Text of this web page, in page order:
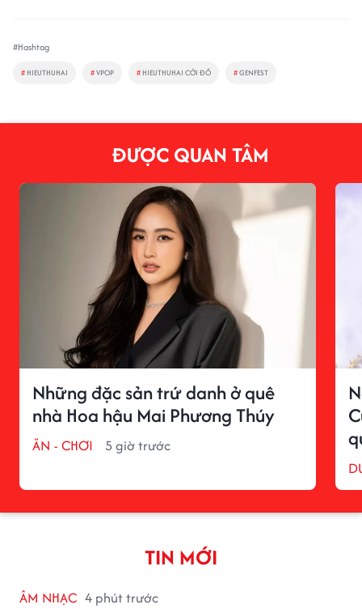
#Hashtag
# HIEUTHUHAI #VPOP # HIEUTHUHAI CỞI ĐỒ #GENFEST
ĐƯỢC QUAN TÂM
Những đặc sản trứ danh ở quê
nhà Hoa hậu Mai Phương Thúy
ĂN - CHƠI 5 giờ trước
TIN MỚI
ÂM NHẠC 4 phút trước